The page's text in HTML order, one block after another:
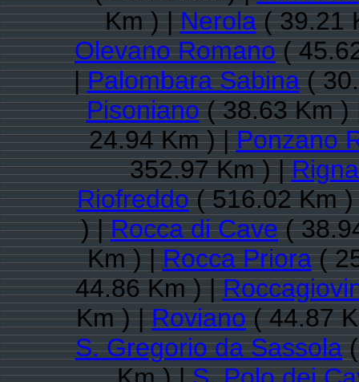
Km ) |Nerola( 39.21
Olevano Romano(
|Palombara Sabina(
Pisoniano( 38.63 Km
24.94 Km ) |Ponzano
352.97 Km ) |
Riofreddo( 516.02 Km
) |Rocca di Cave(
Km ) |Rocca Priora(
44.86 Km ) |
Km ) |Roviano( 44.87
S. Gregorio da Sassola(